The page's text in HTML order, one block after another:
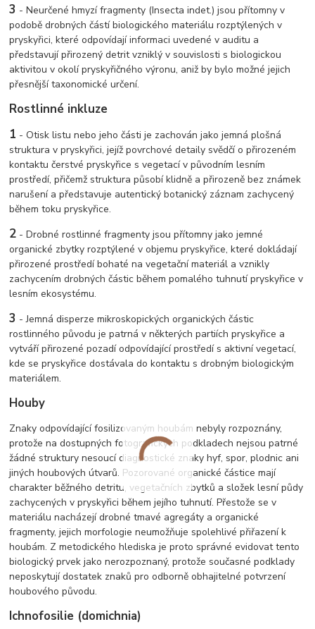
3 - Neurčené hmyzí fragmenty (Insecta indet.) jsou přítomny v
podobě drobných částí biologického materiálu rozptýlených v
pryskyřici, které odpovídají informaci uvedené v auditu a
představují přirozený detrit vzniklý v souvislosti s biologickou
aktivitou v okolí pryskyřičného výronu, aniž by bylo možné jejich
přesnější taxonomické určení.
Rostlinné inkluze
1 - Otisk listu nebo jeho části je zachován jako jemná plošná
struktura v pryskyřici, jejíž povrchové detaily svědčí o přirozeném
kontaktu čerstvé pryskyřice s vegetací v původním lesním
prostředí, přičemž struktura působí klidně a přirozeně bez známek
narušení a představuje autentický botanický záznam zachycený
během toku pryskyřice.
2 - Drobné rostlinné fragmenty jsou přítomny jako jemné
organické zbytky rozptýlené v objemu pryskyřice, které dokládají
přirozené prostředí bohaté na vegetační materiál a vznikly
zachycením drobných částic během pomalého tuhnutí pryskyřice v
lesním ekosystému.
3 - Jemná disperze mikroskopických organických částic
rostlinného původu je patrná v některých partiích pryskyřice a
vytváří přirozené pozadí odpovídající prostředí s aktivní vegetací,
kde se pryskyřice dostávala do kontaktu s drobným biologickým
materiálem.
Houby
Znaky odpovídající fosilizovaným houbám nebyly rozpoznány,
protože na dostupných fotografických podkladech nejsou patrné
žádné struktury nesoucí diagnostické znaky hyf, spor, plodnic ani
jiných houbových útvarů. Pozorované organické částice mají
charakter běžného detritu, vegetačních zbytků a složek lesní půdy
zachycených v pryskyřici během jejího tuhnutí. Přestože se v
materiálu nacházejí drobné tmavé agregáty a organické
fragmenty, jejich morfologie neumožňuje spolehlivé přiřazení k
houbám. Z metodického hlediska je proto správné evidovat tento
biologický prvek jako nerozpoznaný, protože současné podklady
neposkytují dostatek znaků pro odborně obhajitelné potvrzení
houbového původu.
Ichnofosilie (domichnia)